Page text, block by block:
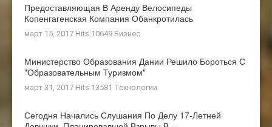
Предоставляющая В Аренду Велосипеды
Копенгагенская Компания Обанкротилась
март 15, 2017 Hits:10649 Бизнес
Министерство Образования Дании Решило Бороться С
"образовательным Туризмом"
март 31, 2017 Hits:13581 Технологии
Сегодня Начались Слушания По Делу 17-Летней